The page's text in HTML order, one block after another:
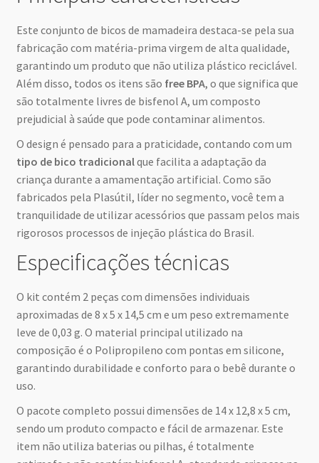
Este conjunto de bicos de mamadeira destaca-se pela sua
fabricação com matéria-prima virgem de alta qualidade,
garantindo um produto que não utiliza plástico reciclável.
Além disso, todos os itens são free BPA, o que significa que
são totalmente livres de bisfenol A, um composto
prejudicial à saúde que pode contaminar alimentos.
O design é pensado para a praticidade, contando com um
tipo de bico tradicionalque facilita a adaptação da
criança durante a amamentação artificial. Como são
fabricados pela Plasútil, líder no segmento, você tem a
tranquilidade de utilizar acessórios que passam pelos mais
rigorosos processos de injeção plástica do Brasil.
Especificações técnicas
O kit contém 2 peças com dimensões individuais
aproximadas de 8 x 5 x 14,5 cm e um peso extremamente
leve de 0,03 g. O material principal utilizado na
composição é o Polipropileno com pontas em silicone,
garantindo durabilidade e conforto para o bebê durante o
uso.
O pacote completo possui dimensões de 14 x 12,8 x 5 cm,
sendo um produto compacto e fácil de armazenar. Este
item não utiliza baterias ou pilhas, é totalmente